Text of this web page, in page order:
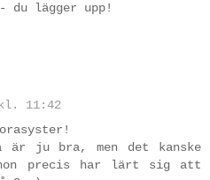
du lägger upp!
11:42
är ju bra, men det kanske
precis har lärt sig att